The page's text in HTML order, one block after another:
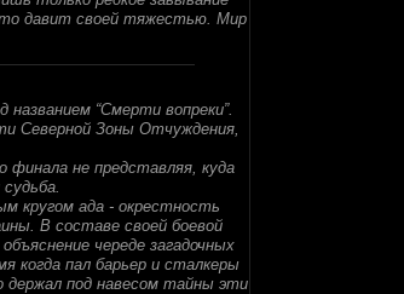
давит своей тяжестью. Мир
“Смерти вопреки”.
Северной Зоны Отчуждения,
финала не представляя, куда
кругом ада - окрестность
В составе своей боевой
череде загадочных
когда пал барьер и сталкеры
держал под навесом тайны эти